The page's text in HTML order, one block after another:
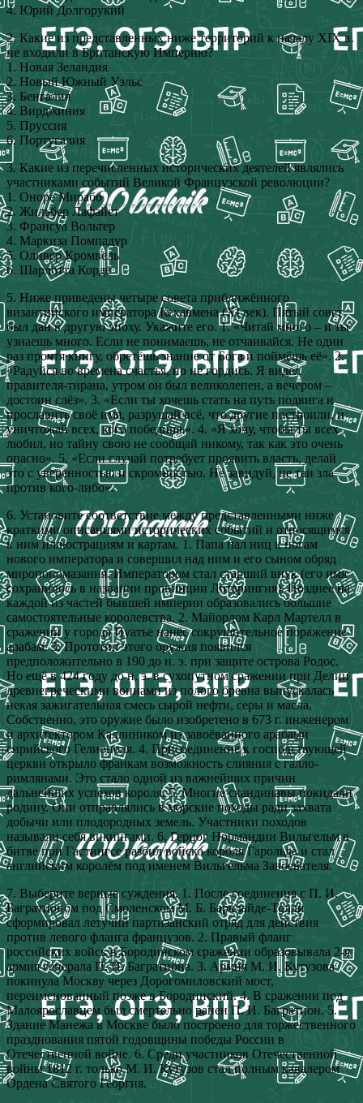
4. Юрий Долгорукий
2. Какие из представленных ниже территорий к началу ХIX в.
не входили в Британскую Империю?
1. Новая Зеландия
2. Новый Южный Уэльс
3. Бенгалия
4. Вирджиния
5. Пруссия
6. Португалия
3. Какие из перечисленных исторических деятелей являлись
участниками событий Великой Французской революции?
1. Оноре Мирабо
2. Жильбер Лафайет
3. Франсуа Вольтер
4. Маркиза Помпадур
5. Оливер Кромвель
6. Шарлотта Корде
5. Ниже приведены четыре совета приближённого
византийского императора Кекавмена (XI век). Пятый совет
был дан в другую эпоху. Укажите его. 1. «Читай много – и ты
узнаешь много. Если не понимаешь, не отчаивайся. Не один
раз прочтя книгу, обретёшь знание от Бога и поймёшь её». 2.
«Радуйся во времена счастья, но не гордись. Я видел
правителя-тирана, утром он был великолепен, а вечером –
достоин слёз». 3. «Если ты хочешь стать на путь подвига и
прославить своё имя, разрушай всё, что другие построили, и
уничтожай всех, кого победишь». 4. «Я хочу, чтобы ты всех
любил, но тайну свою не сообщай никому, так как это очень
опасно». 5. «Если случай потребует проявить власть, делай
это с уверенностью и скромностью. Не завидуй, не таи зла
против кого-либо».
6. Установите соответствие между представленными ниже
краткими описаниями исторических событий и относящимся
к ним иллюстрациям и картам. 1. Папа пал ниц к ногам
нового императора и совершил над ним и его сыном обряд
миропопомазания. Императором стал старший внук (его имя
сохранилось в названии провинции Лотарингия). Позднее на
каждой из частей бывшей империи образовались большие
самостоятельные королевства. 2. Майордом Карл Мартелл в
сражении у города Пуатье нанёс сокрушительное поражение
арабам. 3. Прототип этого оружия появился
предположительно в 190 до н. э. при защите острова Родос.
Но ещё в 424 году до н. э. в сухопутном сражении при Делии
древнегреческими воинами из полого бревна выпускалась
некая зажигательная смесь сырой нефти, серы и масла.
Собственно, это оружие было изобретено в 673 г. инженером
и архитектором Каллиником из завоёванного арабами
сирийского Гелиополя. 4. Присоединение к господствующей
церкви открыло франкам возможность слияния с галло-
римлянами. Это стало одной из важнейших причин
дальнейших успехов короля. 5. Многие скандинавы покидали
родину. Они отправлялись в морские походы ради захвата
добычи или плодородных земель. Участники походов
называли себя викингами. 6. Герцог Нормандии Вильгельм в
битве при Гастингсе разбил войско короля Гарольда и стал
английским королём под именем Вильгельма Завоевателя.
7. Выберите верные суждения. 1. После соединения с П. И.
Багратионом под Смоленском М. Б. Барклайде-Толли
сформировал летучий партизанский отряд для действия
против левого фланга французов. 2. Правый фланг
российских войск в Бородинском сражении образовывала 2-я
армия генерала П. И. Багратиона. 3. Армия М. И. Кутузова
покинула Москву через Дорогомиловский мост,
переименованный позже в Бородинский. 4. В сражении под
Малоярославцем был смертельно ранен П. И. Багратион. 5.
Здание Манежа в Москве было построено для торжественного
празднования пятой годовщины победы России в
Отечественной войне. 6. Среди участников Отечественной
войны 1812 г. только М. И. Кутузов стал полным кавалером
Ордена Святого Георгия.